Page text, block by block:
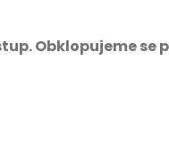
Obklopujeme se